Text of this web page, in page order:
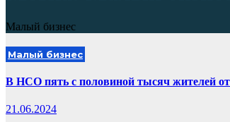
Малый бизнес
Малый бизнес
В НСО пять с половиной тысяч жителей
21.06.2024